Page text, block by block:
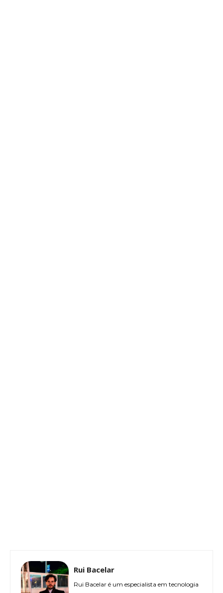
Rui Bacelar
Rui Bacelar é um especialista em tecnologia